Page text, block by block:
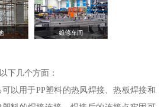
下几个方面：
以用于PP塑料的热风焊接、热板焊接和